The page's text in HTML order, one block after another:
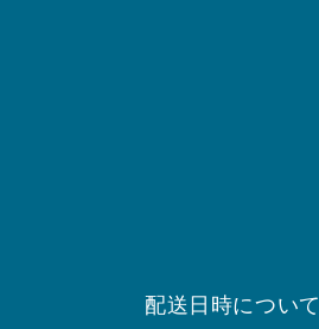
配送日時について